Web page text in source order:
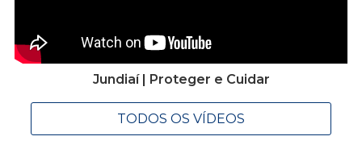
Jundiaí | Proteger e Cuidar
TODOS OS VÍDEOS